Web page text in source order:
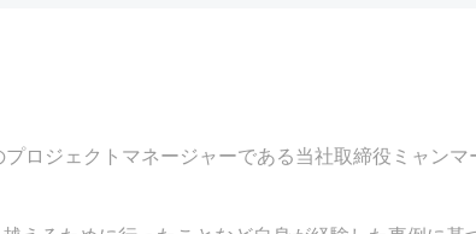
ロジェクトマネージャーである当社取締役ミャンマ